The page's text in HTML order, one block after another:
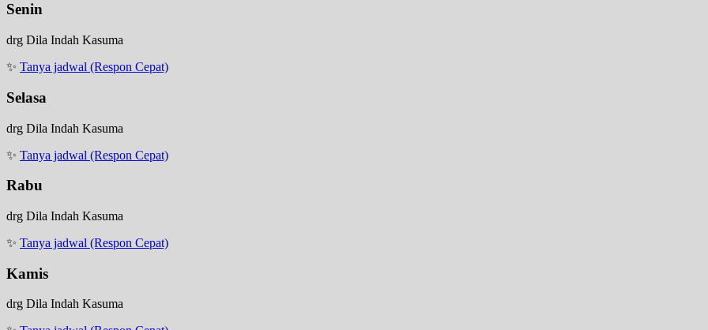
Senin
drg Dila Indah Kasuma
✨ Tanya jadwal (Respon Cepat)
Selasa
drg Dila Indah Kasuma
✨ Tanya jadwal (Respon Cepat)
Rabu
drg Dila Indah Kasuma
✨ Tanya jadwal (Respon Cepat)
Kamis
drg Dila Indah Kasuma